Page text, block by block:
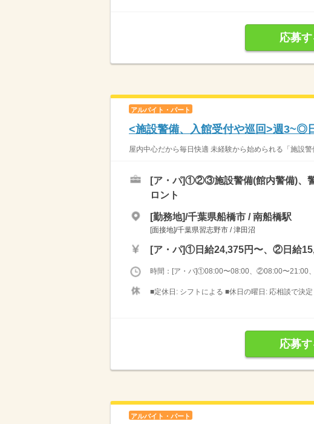
応募す
アルバイト・パート
<施設警備、入館受付や巡回>週3~◎
屋内中心だから毎日快適 未経験から始められる「施設
[ア・パ]①②③施設警備(館内警備)、警
ロント
[勤務地]/千葉県船橋市 / 南船橋駅
[面接地]/千葉県習志野市 / 津田沼
[ア・パ]①日給24,375円〜、②日給
時間：[ア・パ]①08:00〜08:00、②08:00〜21:00
■定休日: シフトによる ■休日の曜日: 応相談で決
応募す
アルバイト・パート